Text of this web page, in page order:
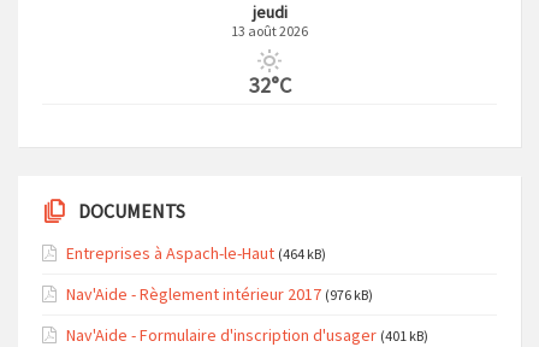
jeudi
13 août 2026
32°C
DOCUMENTS
Entreprises à Aspach-le-Haut (464 kB)
Nav'Aide - Règlement intérieur 2017 (976 kB)
Nav'Aide - Formulaire d'inscription d'usager (401 kB)